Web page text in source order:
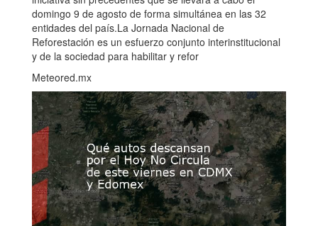
domingo 9 de agosto de forma simultánea en las 32
entidades del país.La Jornada Nacional de
Reforestación es un esfuerzo conjunto interinstitucional
y de la sociedad para habilitar y refor
Meteored.mx